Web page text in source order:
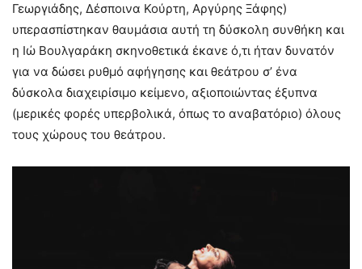
Γεωργιάδης, Δέσποινα Κούρτη, Αργύρης Ξάφης)
υπερασπίστηκαν θαυμάσια αυτή τη δύσκολη συνθήκη και
η Ιώ Βουλγαράκη σκηνοθετικά έκανε ό,τι ήταν δυνατόν
για να δώσει ρυθμό αφήγησης και θεάτρου σ’ ένα
δύσκολα διαχειρίσιμο κείμενο, αξιοποιώντας έξυπνα
(μερικές φορές υπερβολικά, όπως το αναβατόριο) όλους
τους χώρους του θεάτρου.